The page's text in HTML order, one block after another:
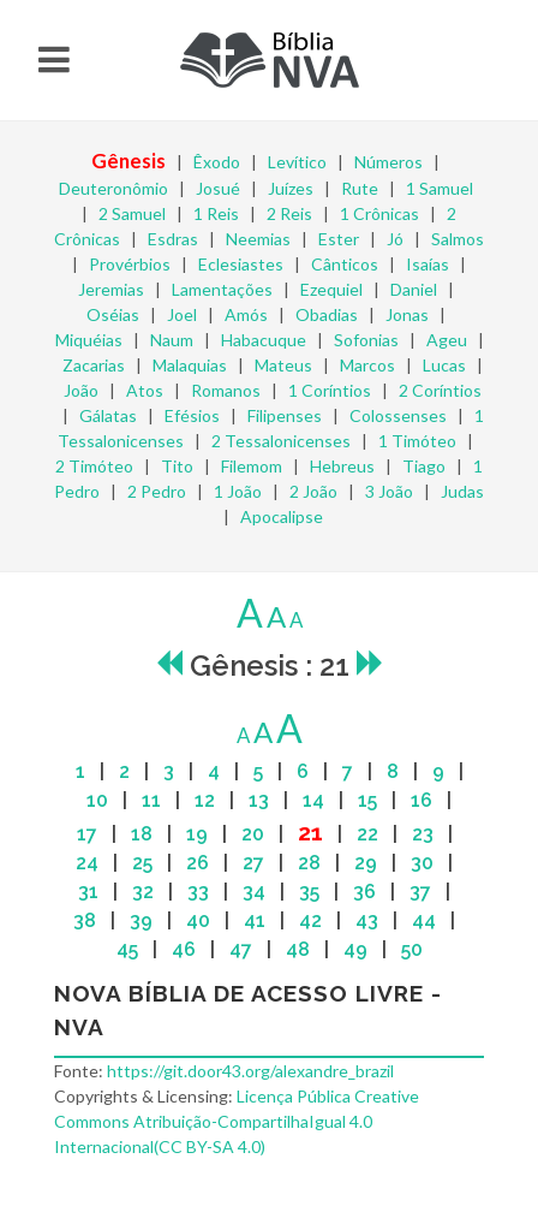
Gênesis | Êxodo | Levítico | Números |
Deuteronômio | Josué| Juízes | Rute| 1 Samuel
| 2 Samuel | 1 Reis | 2 Reis | 1 Crônicas | 2
Crônicas | Esdras | Neemias | Ester | Jó | Salmos
| Provérbios | Eclesiastes | Cânticos | Isaías |
Jeremias | Lamentações | Ezequiel | Daniel |
Oséias | Joel | Amós | Obadias | Jonas |
Miquéias | Naum | Habacuque| Sofonias | Ageu |
Zacarias | Malaquias | Mateus | Marcos | Lucas |
João | Atos | Romanos | 1 Coríntios | 2 Coríntios
| Gálatas | Efésios | Filipenses | Colossenses | 1
Tessalonicenses | 2 Tessalonicenses | 1 Timóteo |
2 Timóteo | Tito | Filemom | Hebreus | Tiago | 1
Pedro | 2 Pedro | 1 João | 2 João | 3 João |
Judas
| Apocalipse
AAA
Gênesis : 21
AAA
1 2 3 4 5| 6 7 8 9
10
11 12 13 14 15 16
17
18 19 20 21 22 23
24
25 26 27 28 29 30
31
32 33 34 35 36 37
38
39 40 41 42 43 44
45| 46 47 48 49 50
NOVA BÍBLIA DE ACESSO LIVRE -
NVA
Fonte: https://git.door43.org/alexandre_brazil
Copyrights & Licensing: Licença Pública Creative
Commons Atribuição-CompartilhaIgual 4.0
Internacional(CC BY-SA 4.0)